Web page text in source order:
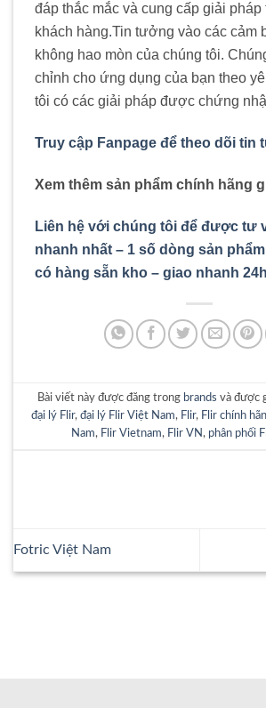
đáp thắc mắc và cung cấp giải
khách hàng.Tin tưởng vào các cảm
không hao mòn của chúng tôi.
chỉnh cho ứng dụng của bạn theo
tôi có các giải pháp được chứng
Truy cập Fanpage để theo dõi tin
Xem thêm sản phẩm chính hãng
Liên hệ với chúng tôi để được tư
nhanh nhất – 1 số dòng sản
có hàng sẵn kho – giao nhanh
Bài viết này được đăng trong brands và được
đại lý Flir, đại lý Flir Việt Nam, Flir, Flir chính
Nam, Flir Vietnam, Flir VN , phân phối
Fotric Việt Nam